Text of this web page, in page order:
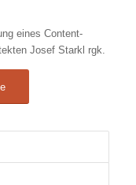
eines Content-
Josef Starkl rgk.